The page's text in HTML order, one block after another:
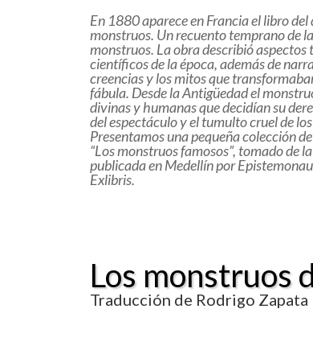
En 1880 aparece en Francia el libro
monstruos. Un recuento temprano de
monstruos. La obra describió
científicos de la época, además de
creencias y los mitos que
fábula. Desde la Antigüedad el
divinas y humanas que decidían su
del espectáculo y el tumulto cruel de
Presentamos una pequeña colección
“Los monstruos famosos”, tomado de
publicada en Medellín por
Exlibris.
Los monstruos
Traducción de Rodrigo Zapata